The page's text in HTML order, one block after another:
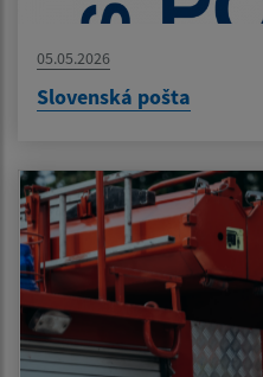
05.05.2026
Slovenská pošta